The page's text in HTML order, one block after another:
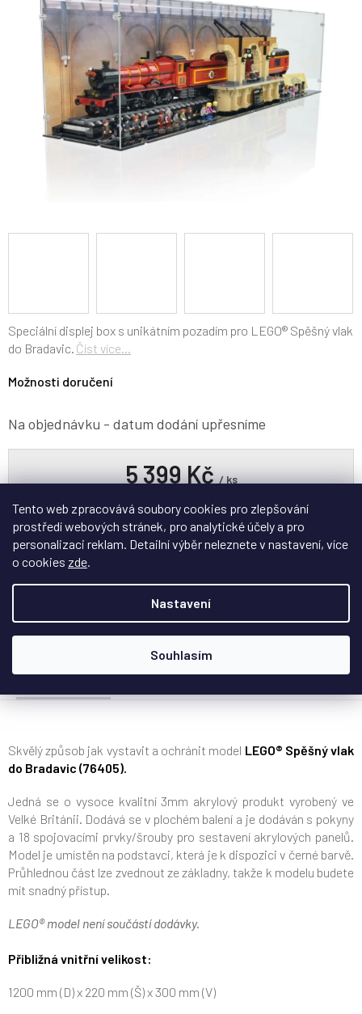
Tento web zpracovává soubory cookies pro zlepšování
prostředí webových stránek, pro analytické účely a pro
personalizaci reklam. Detailní výběr neleznete v nastavení, více
o cookies zde
Nastavení
Souhlasím
hvězdiček.
Na objednávku - datum dodání upřesníme
Možnosti doručení
Speciální displej box s unikátním pozadím pro LEGO® Spěšný vlak
do Bradavic. Číst více...
SDÍLET
5 399 Kč/ ks
Přidat do košíku
Popis Hodnocení Diskuze
Skvělý způsob jak vystavit a ochránit model LEGO® Spěšný vlak
do Bradavic (76405).
Jedná se o vysoce kvalitní 3mm akrylový produkt vyrobený ve
Velké Británii. Dodává se v plochém balení a je dodáván s pokyny
a 18 spojovacími prvky/šrouby pro sestavení akrylových panelů.
Model je umístěn na podstavci, která je k dispozici v černé barvě.
Průhlednou část lze zvednout ze základny, takže k modelu budete
mít snadný přístup.
LEGO® model není součástí dodávky.
Přibližná vnitřní velikost:
1200 mm (D) x 220 mm (Š) x 300 mm (V)